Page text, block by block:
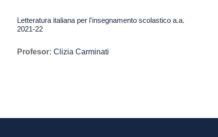
Letteratura italiana per l'insegnamento scolastico a.a.
2021-22
Profesor: Clizia Carminati